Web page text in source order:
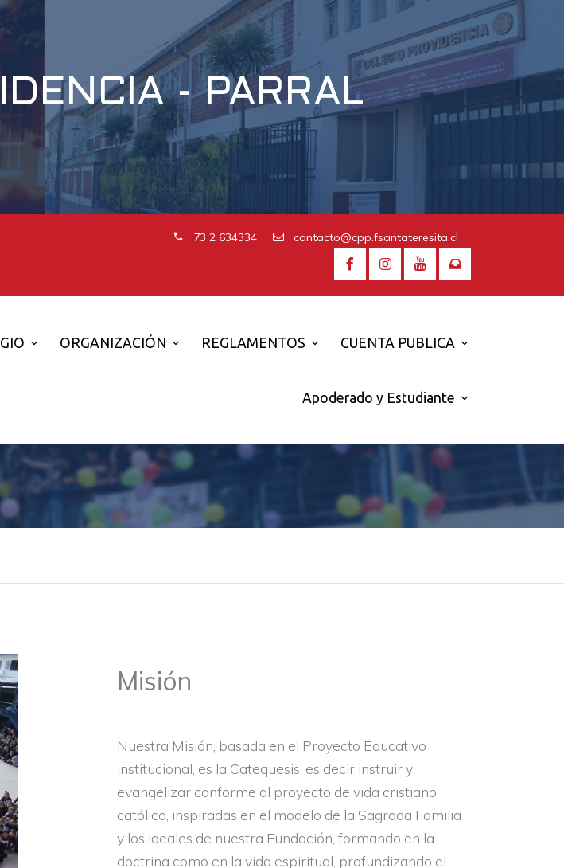
- PARRAL
73 2 634334 contacto@cpp.fsantateresita.cl
ORGANIZACIÓN REGLAMENTOS CUENTA PUBLICA
Apoderado y Estudiante
Misión
Nuestra Misión, basada en el Proyecto Educativo
institucional, es la Catequesis, es decir instruir y
evangelizar conforme al proyecto de vida cristiano
católico, inspiradas en el modelo de la Sagrada Familia
y los ideales de nuestra Fundación, formando en la
doctrina como en la vida espiritual, profundizando el